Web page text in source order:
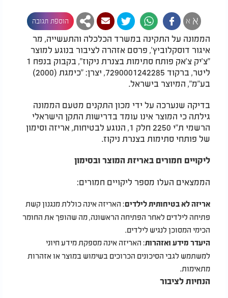
א א הוספת תגובה
הממונה על התקינה במשרד הכלכלה והתעשייה, מר
איגור דוסקלוביץ', פרסם אזהרה לציבור בנוגע למוצר
"צ'יק צ'אק פותח סתימות בצנרת ניקוז", בקבוק בנפח 1
ליטר, ברקוד 7290001242285, יצרן: "כימגת (2000)
בע"מ", המיוצר בישראל.
בדיקה שנערכה על ידי מכון התקנים מטעם הממונה
גילתה כי המוצר אינו עומד בדרישות התקן הישראלי
הרשמי ת"י 2250 חלק 1, הנוגע לבטיחות, אריזה וסימון
של פותחי סתימות בצנרת ניקוז.
ליקויים חמורים באריזת המוצר ובסימון
הממצאים העלו מספר ליקויים חמורים:
אריזה לא בטיחותית לילדים: האריזה אינה כוללת מנגנון קשת
פתיחה לילדים לאחר הפתיחה הראשונה, מה שהופך את החומר
הכימי המסוכן לנגיש לילדים.
היעדר מידע ואזהרות: האריזה אינה מספקת מידע חיוני
למשתמש לגבי הסיכונים הכרוכים בשימוש במוצר או אזהרות
מתאימות.
הנחיות לציבור